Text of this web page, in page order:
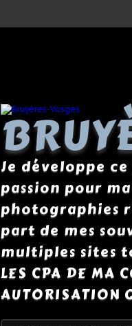
Je développe
passion pour
photographies
part de mes
multiples sites
LES CPA DE MA
AUTORISATION